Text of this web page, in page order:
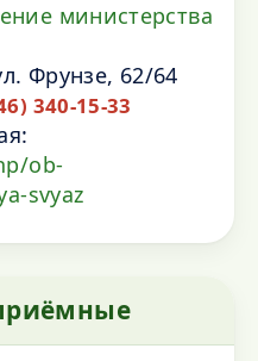
министерства
Фрунзе, 62/64
340-15-33
ob-
svyaz